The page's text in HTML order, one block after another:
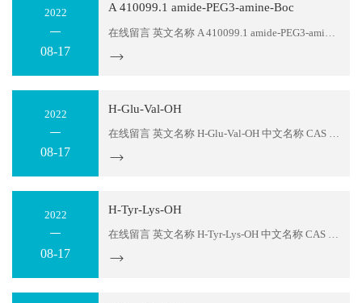
2022
08-17
A 410099.1 amide-PEG3-amine-Boc
2022
08-17
H-Glu-Val-OH
在线留言 英文名称 H-Glu-Val-OH 中文名称 CAS NO 5879-06-1 货号 605294 序列 EV 分子式 C10H18N2O5 分子量 246.3 存储温度 2-8℃ 纯度 ≥95% or 98% 包装 1mg；5mg；10mg；50mg；100mg,1g or according to customers detail requirement....
2022
08-17
H-Tyr-Lys-OH
在线留言 英文名称 H-Tyr-Lys-OH 中文名称 CAS NO 54925-88-1 货号 605293 序列 YK 分子式 C15H23N3O4 分子量 309.4 存储温度 2-8℃ 纯度 ≥95% or 98% 包装 1mg；5mg；10mg；50mg；100mg,1g or according to customers detail requirement....